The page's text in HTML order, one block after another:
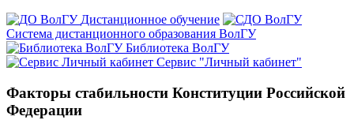
Дистанционное обучение
Система дистанционного образования ВолГУ
Библиотека ВолГУ
Сервис "Личный кабинет"
Факторы стабильности Конституции Российской
Федерации